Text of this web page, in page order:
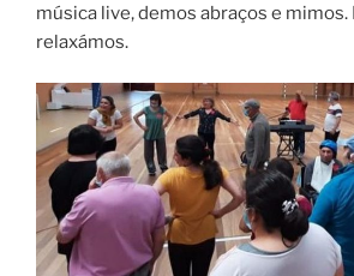
música live, demos abraços e mimos.
relaxámos.